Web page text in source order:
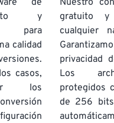
de
y
para
calidad
casos,
los
Nuestro
gratuito
cualquier
privacidad
Los
protegidos
de 256